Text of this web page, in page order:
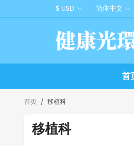
$ USD 简体中文
首
首页 移植科
移植科